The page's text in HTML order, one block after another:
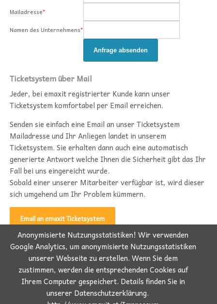
Mailadresse*
Namen des Unternehmens*
Ticketsystem über Mail
Jeder, bei emaxit registrierter Kunde kann unser
Ticketsystem komfortabel per Email erreichen.
Senden sie einfach eine Email an unser Ticketsystem
Mailadresse und Ihr Anliegen landet in unserem
Ticketsystem. Sie erhalten dann auch eine automatisch
generierte Antwort welche Ihnen die Sicherheit gibt das Ihr
Fall bei uns eingereicht wurde.
Sobald einer unserer Mitarbeiter verfügbar ist, wird dieser
sich umgehend um Ihr Problem kümmern.
Email an emaxit Ticketsystem
emaxit EDV e.U.| Bergheim bei Salzburg | +43 / 662 / 231 003 |
office@emaxit.at
Anonymisierte Nutzungsstatistiken! Wir verwenden
Google Analytics, um anonymisierte Nutzungsstatistiken
unserer Webseite zu erstellen. Wenn Sie dem
zustimmen, werden die entsprechenden Cookies auf
Ihrem Computer gespeichert. Details finden Sie in
unserer Datenschutzerklärung.